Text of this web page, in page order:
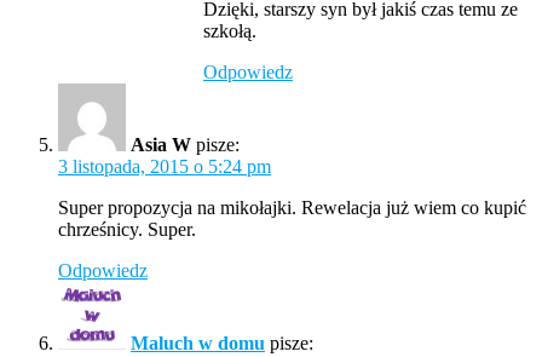
Dzięki, starszy syn był jakiś czas temu ze
szkołą.
Odpowiedz
Asia W pisze:
3 listopada, 2015 o 5:24 pm
Super propozycja na mikołajki. Rewelacja już wiem co kupić
chrześnicy. Super.
Odpowiedz
Maluch w domu pisze: